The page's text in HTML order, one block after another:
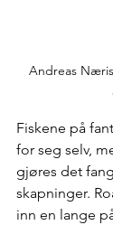
Andreas
Fiskene på
for seg selv,
gjøres det
skapninger.
inn en lange